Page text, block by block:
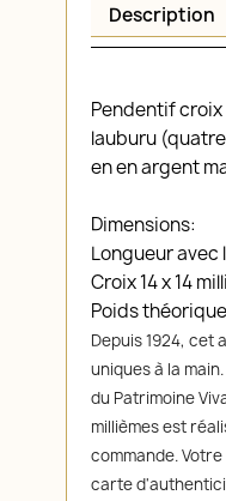
Description
Pendentif croix
lauburu
en en argent
Dimensions:
Longueur avec
Croix 14 x 14
Poids
Depuis 1924, cet
uniques à la
du Patrimoine
millièmes est
commande.
carte